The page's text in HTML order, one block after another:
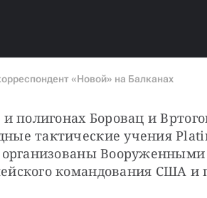
«Новой» на Балканах
полигонах Боровац и
тактические учения
командования США и